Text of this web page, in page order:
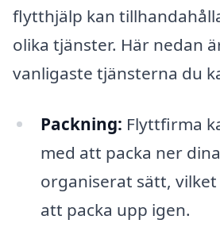
flytthjälp kan
olika tjänster. Här nedan
vanligaste tjänsterna du
Packning: Flyttfirma
med att packa ner
organiserat sätt,
att packa upp igen.